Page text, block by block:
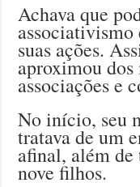
Achava que
suas ações.
aproximou
associações e
No início, seu
tratava de um
afinal, além
nove filhos.